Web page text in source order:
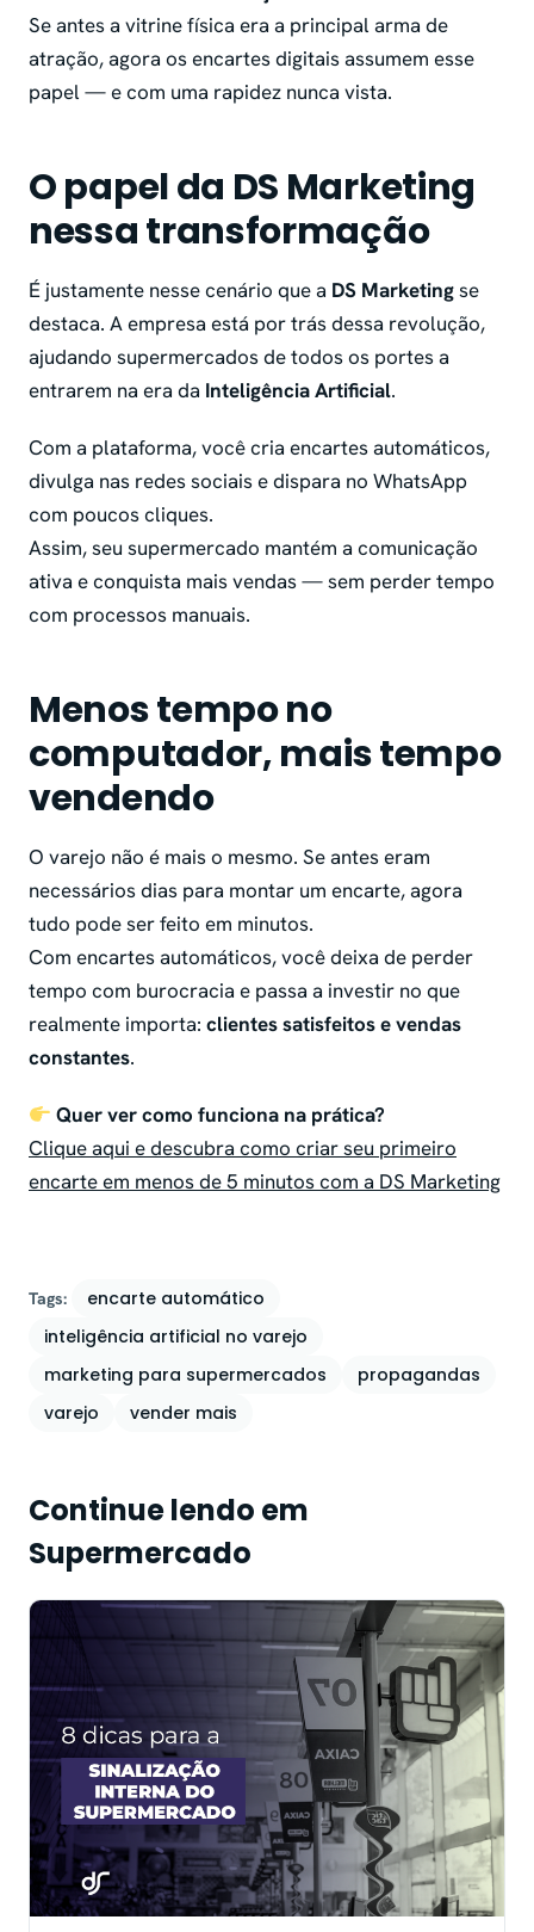
Se antes a vitrine física era a principal arma de
atração, agora os encartes digitais assumem esse
papel — e com uma rapidez nunca vista.
O papel da DS Marketing
nessa transformação
É justamente nesse cenário que a DS Marketingse
destaca. A empresa está por trás dessa revolução,
ajudando supermercados de todos os portes a
entrarem na era da Inteligência Artificial.
Com a plataforma, você cria encartes automáticos,
divulga nas redes sociais e dispara no WhatsApp
com poucos cliques.
Assim, seu supermercado mantém a comunicação
ativa e conquista mais vendas — sem perder tempo
com processos manuais.
Menos tempo no
computador, mais tempo
vendendo
O varejo não é mais o mesmo. Se antes eram
necessários dias para montar um encarte, agora
tudo pode ser feito em minutos.
Com encartes automáticos, você deixa de perder
tempo com burocracia e passa a investir no que
realmente importa: clientes satisfeitos e vendas
constantes.
Quer ver como funciona na prática?
Clique aqui e descubra como criar seu primeiro
encarte em menos de 5 minutos com a DS Marketing
Tags:
encarte automático
inteligência artificial no varejo
marketing para supermercados
propagandas
varejo
vender mais
Continue lendo em
Supermercado